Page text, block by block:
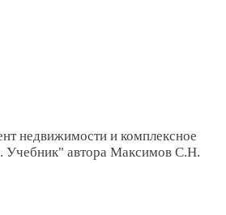
недвижимости и комплексное
Учебник" автора Максимов С.Н.